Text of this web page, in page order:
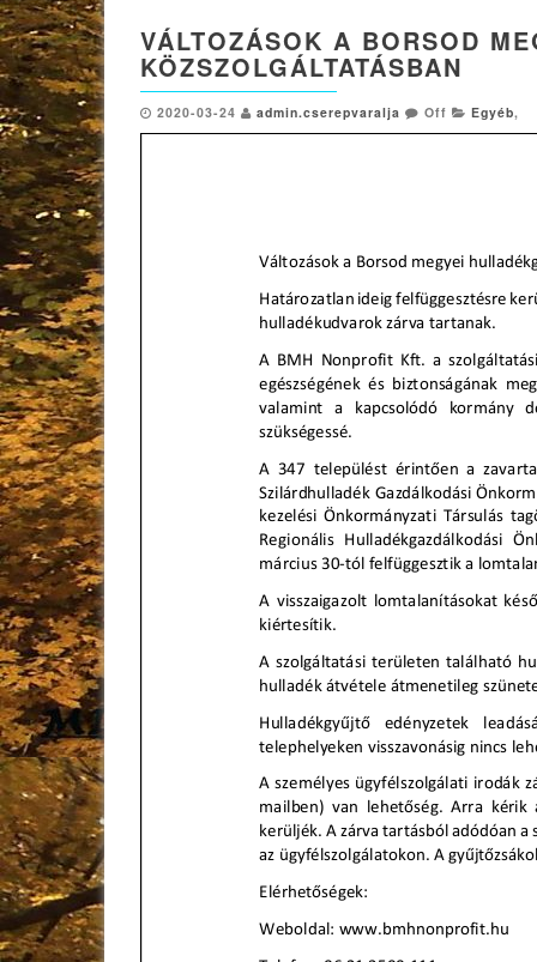
VÁLTOZÁSOK A BORSOD
KÖZSZOLGÁLTATÁSBAN
2020-03-24 admin.cserepvaralja Off Egyéb,